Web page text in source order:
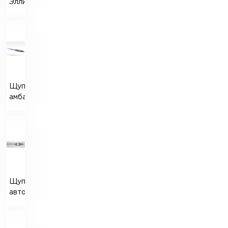
Эллиса»
Щуп
амбарный
Щуп
автомобильный